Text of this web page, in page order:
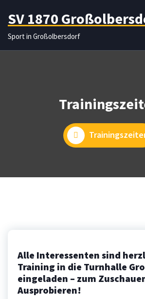
Inhalt
springen
SV 1870
Sport in Großolbersdorf
Alle Interessenten sind
Training in die Turnhalle
eingeladen – zum
Ausprobieren!